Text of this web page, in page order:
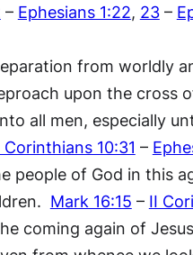
– Ephesians 1:22, 23–
from worldly
upon the cross
all men, especially
Corinthians 10:31 –
of God in this
Mark 16:15 – II
coming again of